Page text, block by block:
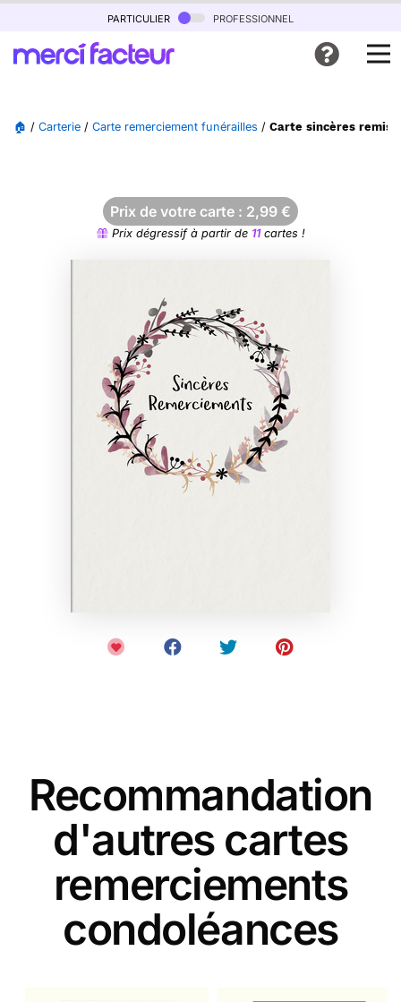
particulier professionnel
🏠 / Carterie / Carte remerciement funérailles / Carte sincères
Prix de votre carte : 2,99 €
Prix dégressif à partir de 11cartes !
Recommandation
d'autres cartes
remerciements
condoléances